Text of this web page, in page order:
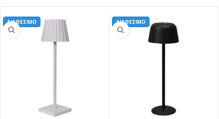
ΔΙΑΘΕΣΙΜΟ ΔΙΑΘΕΣΙΜΟ